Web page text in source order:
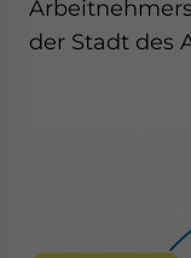
der Stadt des
- case